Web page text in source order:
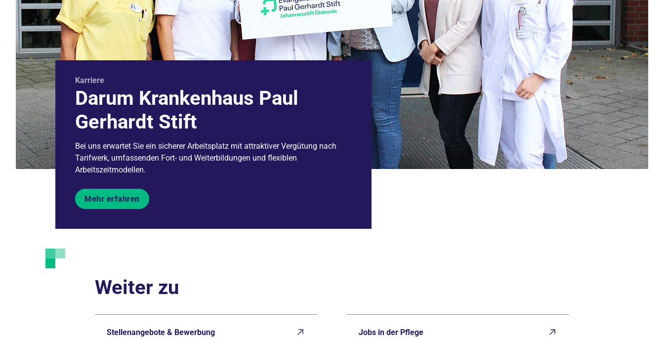
Karriere
Darum Krankenhaus Paul
Gerhardt Stift
Bei uns erwartet Sie ein sicherer Arbeitsplatz mit attraktiver Vergütung nach
Tarifwerk, umfassenden Fort- und Weiterbildungen und flexiblen
Arbeitszeitmodellen.
Mehr erfahren
Weiter zu
Stellenangebote & Bewerbung Jobs in der Pflege